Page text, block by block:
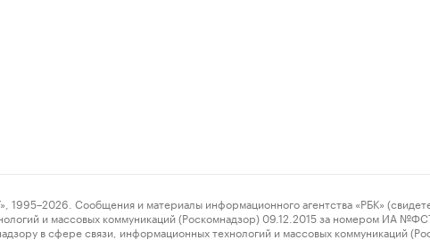
Сообщения и материалы информационного агентства «РБК»
и массовых коммуникаций (Роскомнадзор) 09.12.2015 за номером ИА
в сфере связи, информационных технологий и массовых коммуникаций